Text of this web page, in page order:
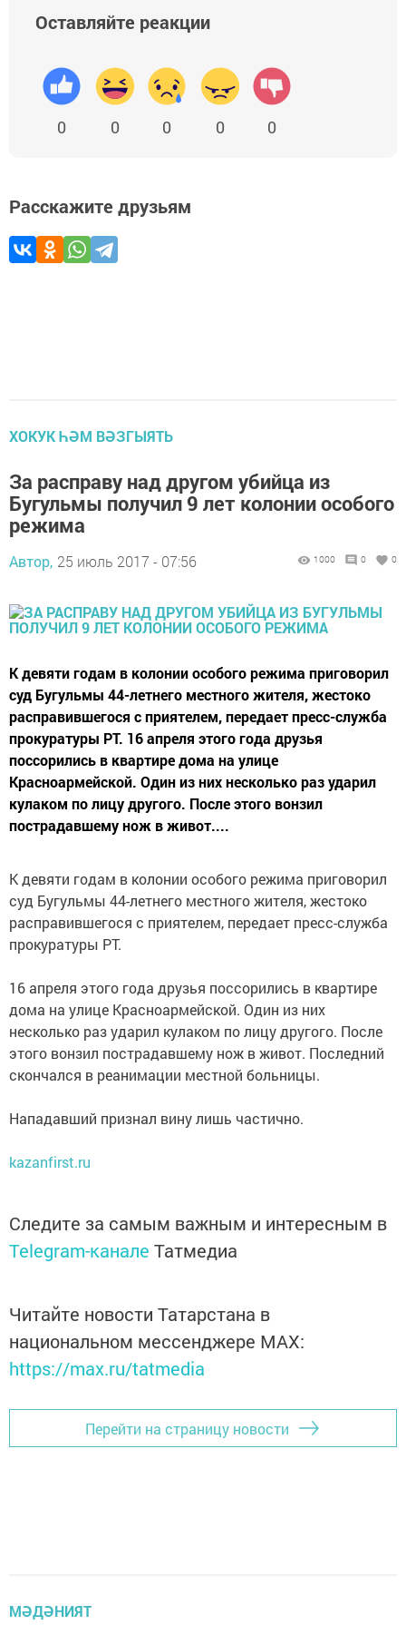
Оставляйте реакции
0 0 0 0 0
Расскажите друзьям
ХОКУК ҺӘМ ВӘЗГЫЯТЬ
За расправу над другом убийца из
Бугульмы получил 9 лет колонии особого
режима
Автор, 25 июль 2017 - 07:56 1000 0 0
К девяти годам в колонии особого режима приговорил
суд Бугульмы 44-летнего местного жителя, жестоко
расправившегося с приятелем, передает пресс-служба
прокуратуры РТ. 16 апреля этого года друзья
поссорились в квартире дома на улице
Красноармейской. Один из них несколько раз ударил
кулаком по лицу другого. После этого вонзил
пострадавшему нож в живот....
К девяти годам в колонии особого режима приговорил
суд Бугульмы 44-летнего местного жителя, жестоко
расправившегося с приятелем, передает пресс-служба
прокуратуры РТ.
16 апреля этого года друзья поссорились в квартире
дома на улице Красноармейской. Один из них
несколько раз ударил кулаком по лицу другого. После
этого вонзил пострадавшему нож в живот. Последний
скончался в реанимации местной больницы.
Нападавший признал вину лишь частично.
kazanfirst.ru
Следите за самым важным и интересным в
Telegram-канале Татмедиа
Читайте новости Татарстана в
национальном мессенджере MАХ:
https://max.ru/tatmedia
Перейти на страницу новости
МӘДӘНИЯТ